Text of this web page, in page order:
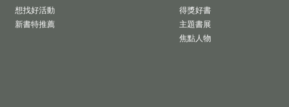
想找好活動
新書特推薦
得獎好書
主題書展
焦點人物